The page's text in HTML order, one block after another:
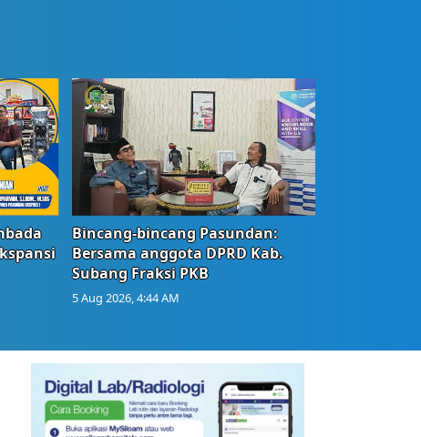
Bincang-bincang Pasundan:
Bersama anggota DPRD Kab.
Subang Fraksi PKB
5 Aug 2026, 4:44 AM